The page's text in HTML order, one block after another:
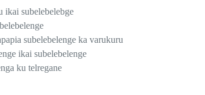
ikai subelebelebge
subelebelenge ka varukuru
ikai subelebelenge
ku telregane